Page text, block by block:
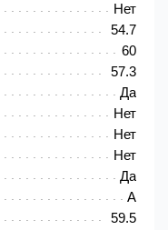
Нет
54.7
60
57.3
Да
Нет
Нет
Нет
Да
A
59.5